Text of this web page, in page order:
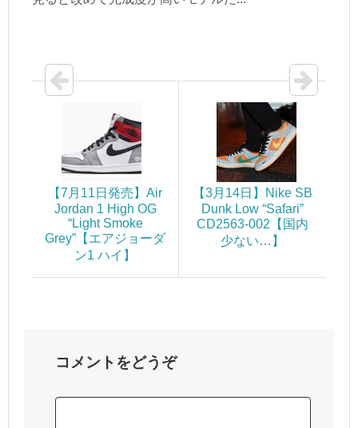
【7月11日発売】Air
Jordan 1 High OG
“Light Smoke
Grey”【エアジョーダ
ン1 ハイ】
【3月14日】Nike SB
Dunk Low “Safari”
CD2563-002【国内
少ない…】
コメントをどうぞ